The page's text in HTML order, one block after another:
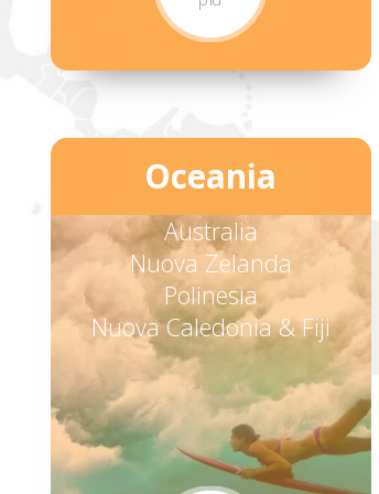
Oceania
Australia
Nuova Zelanda
Polinesia
Nuova Caledonia & Fiji